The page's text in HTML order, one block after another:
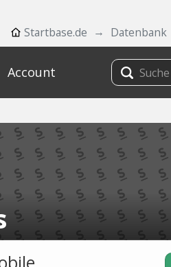
Startbase.de Datenbank
Account